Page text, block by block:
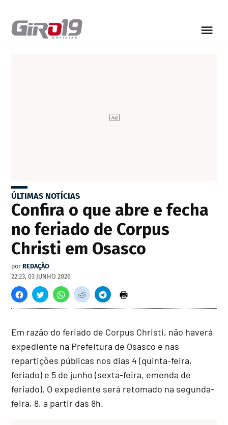
ÚLTIMAS NOTÍCIAS
Confira o que abre e fecha
no feriado de Corpus
Christi em Osasco
por REDAÇÃO
22:23, 03 JUNHO 2026
Em razão do feriado de Corpus Christi, não haverá
expediente na Prefeitura de Osasco e nas
repartições públicas nos dias 4 (quinta-feira,
feriado) e 5 de junho (sexta-feira, emenda de
feriado). O expediente será retomado na segunda-
feira, 8, a partir das 8h.